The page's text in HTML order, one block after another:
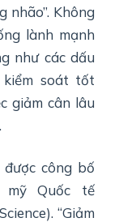
nhão”. Không
lành mạnh
như các dấu
kiểm soát tốt
giảm cân lâu
công bố
Quốc tế
“Giảm